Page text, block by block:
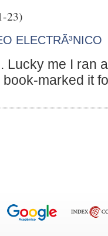
23)
ELECTRÃ³NICO
Lucky me I ran
marked it